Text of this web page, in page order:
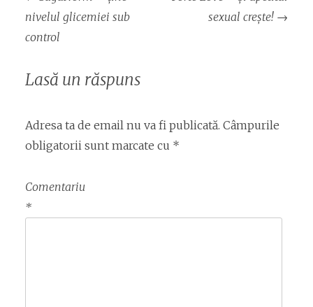
articol
nivelul glicemiei sub
control
sexual crește! →
Lasă un răspuns
Adresa ta de email nu va fi publicată. Câmpurile
obligatorii sunt marcate cu *
Comentariu
*